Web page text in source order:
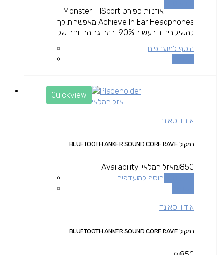
אוזניות ספורט Monster - ISport
Achieve In Ear Headphones מאפשרות לך
להשיג בידוד רעש ב 90%. רמה גבוהה יותר של...
הוסף למועדפים
Quickview
אזל המלאי
אודיו וסאונד
רמקול BLUETOOTH ANKER SOUND CORE RAVE
₪850
Availability: אזל המלאי
הוסף למועדפים
אודיו וסאונד
רמקול BLUETOOTH ANKER SOUND CORE RAVE